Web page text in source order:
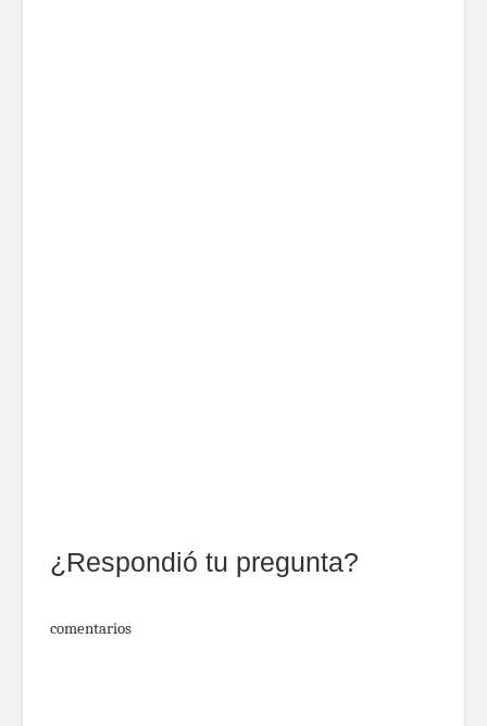
¿Respondió tu pregunta?
comentarios